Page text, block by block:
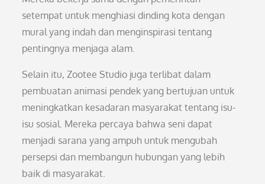
setempat untuk menghiasi dinding kota dengan
mural yang indah dan menginspirasi tentang
pentingnya menjaga alam.
Selain itu, Zootee Studio juga terlibat dalam
pembuatan animasi pendek yang bertujuan untuk
meningkatkan kesadaran masyarakat tentang isu-
isu sosial. Mereka percaya bahwa seni dapat
menjadi sarana yang ampuh untuk mengubah
persepsi dan membangun hubungan yang lebih
baik di masyarakat.